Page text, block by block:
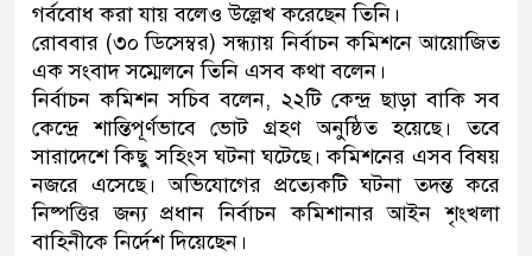
জনগণ পরিবর্তন চেয়েছে
প্রধানমন্ত্রী
মিরপুর মডেল থানার
মাদক কারবারি গ্রেফতার
২৮ লাখ টাকার জাল নোটসহ
গর্ববোধ করা যায় বলেও উল্লেখ করেছেন তিনি।
রোববার (৩০ ডিসেম্বর) সন্ধ্যায় নির্বাচন কমিশনে আয়োজিত
এক সংবাদ সম্মেলনে তিনি এসব কথা বলেন।
নির্বাচন কমিশন সচিব বলেন, ২২টি কেন্দ্র ছাড়া বাকি সব
কেন্দ্রে শান্তিপূর্ণভাবে ভোট গ্রহণ অনুষ্ঠিত হয়েছে। তবে
সারাদেশে কিছু সহিংস ঘটনা ঘটেছে। কমিশনের এসব বিষয়
নজরে এসেছে। অভিযোগের প্রত্যেকটি ঘটনা তদন্ত করে
নিষ্পত্তির জন্য প্রধান নির্বাচন কমিশানার আইন শৃংখলা
বাহিনীকে নির্দেশ দিয়েছেন।